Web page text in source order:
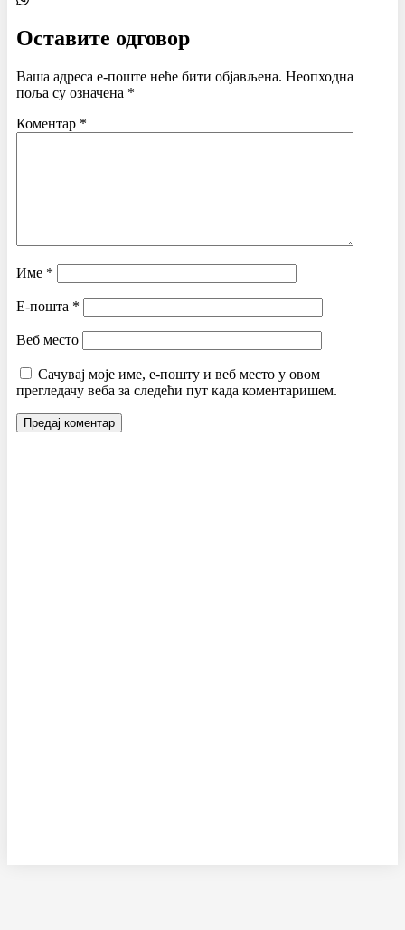
Оставите одговор
Ваша адреса е-поште неће бити објављена. Неопходна
поља су означена *
Коментар *
Име *
Е-пошта *
Веб место
Сачувај моје име, е-пошту и веб место у овом
прегледачу веба за следећи пут када коментаришем.